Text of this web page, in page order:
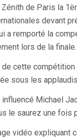
de Paris la
devant
a remporté la
lors de la finale.
de cette
sous les
Michael
le saurez une fois
vidéo expliquant